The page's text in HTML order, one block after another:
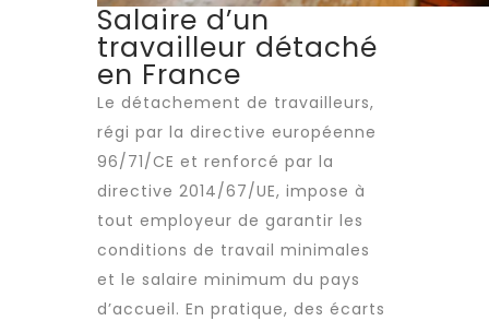
Salaire d’un
travailleur détaché
en France
Le détachement de travailleurs,
régi par la directive européenne
96/71/CE et renforcé par la
directive 2014/67/UE, impose à
tout employeur de garantir les
conditions de travail minimales
et le salaire minimum du pays
d’accueil. En pratique, des écarts